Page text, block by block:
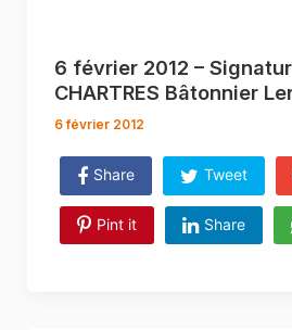
6 février 2012 –
CHARTRES Bâtonnier
6 février 2012
Share Tweet
Pint it Share